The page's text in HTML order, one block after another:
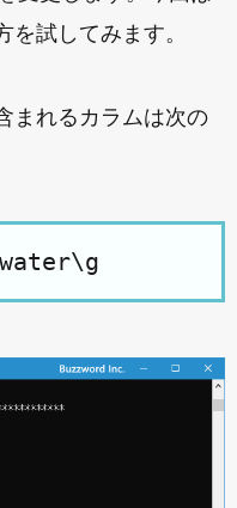
試してみます。
まれるカラムは次の